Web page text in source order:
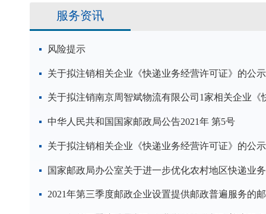
服务资讯
风险提示
关于拟注销相关企业《快递业务经营许可证》的公示
中华人民共和国国家邮政局公告2021年 第5号
关于拟注销相关企业《快递业务经营许可证》的公示